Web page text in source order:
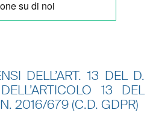
DELL’ART. 13 DEL D.
13 DEL
2016/679 (C.D. GDPR)